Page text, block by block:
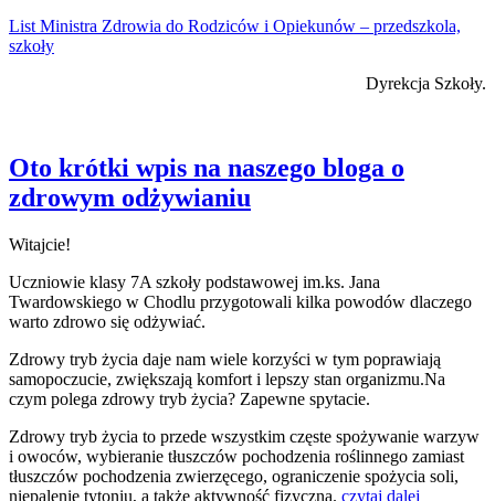
List Ministra Zdrowia do Rodziców i Opiekunów – przedszkola,
szkoły
Dyrekcja Szkoły.
Oto krótki wpis na naszego bloga o
zdrowym odżywianiu
Witajcie!
Uczniowie klasy 7A szkoły podstawowej im.ks. Jana
Twardowskiego w Chodlu przygotowali kilka powodów dlaczego
warto zdrowo się odżywiać.
Zdrowy tryb życia daje nam wiele korzyści w tym poprawiają
samopoczucie, zwiększają komfort i lepszy stan organizmu.Na
czym polega zdrowy tryb życia? Zapewne spytacie.
Zdrowy tryb życia to przede wszystkim częste spożywanie warzyw
i owoców, wybieranie tłuszczów pochodzenia roślinnego zamiast
tłuszczów pochodzenia zwierzęcego, ograniczenie spożycia soli,
niepalenie tytoniu, a także aktywność fizyczna. czytaj dalej